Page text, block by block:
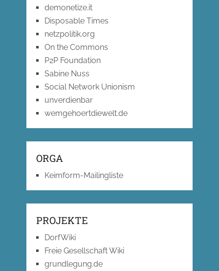
demonetize.it
Disposable Times
netzpolitik.org
On the Commons
P2P Foundation
Sabine Nuss
Social Network Unionism
unverdienbar
wemgehoertdiewelt.de
ORGA
Keimform-Mailingliste
PROJEKTE
DorfWiki
Freie Gesellschaft Wiki
grundlegung.de